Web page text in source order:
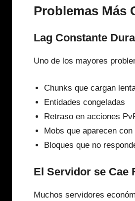
Problemas Más
Lag Constante
Uno de los mayores
Chunks que cargan
Entidades congeladas
Retraso en acciones
Mobs que aparecen
Bloques que no
El Servidor se Cae
Muchos servidores